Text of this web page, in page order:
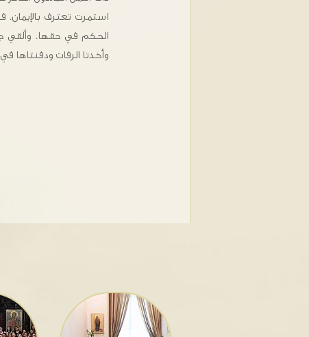
استمرت تعترف
الحكم في حقها. وألقي
وأخذتا الرفات ودفنتاها